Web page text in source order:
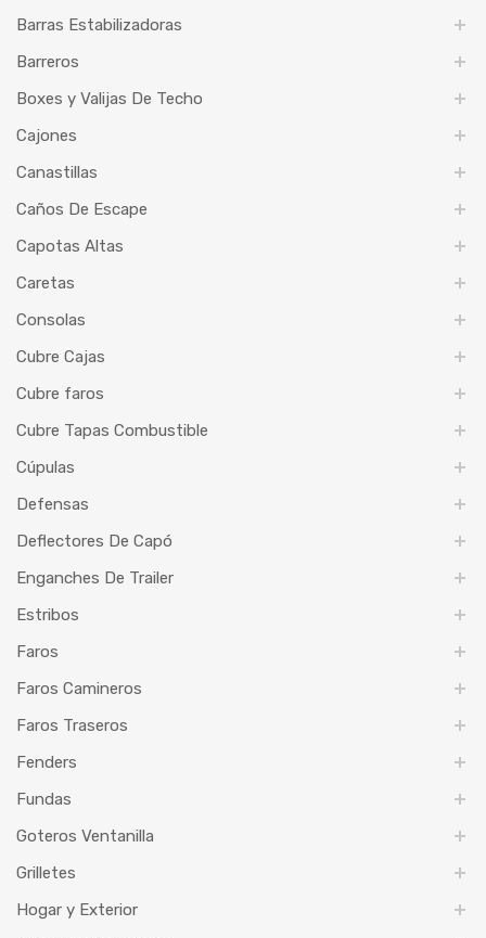
Barras Estabilizadoras
Barreros
Boxes y Valijas De Techo
Cajones
Canastillas
Caños De Escape
Capotas Altas
Caretas
Consolas
Cubre Cajas
Cubre faros
Cubre Tapas Combustible
Cúpulas
Defensas
Deflectores De Capó
Enganches De Trailer
Estribos
Faros
Faros Camineros
Faros Traseros
Fenders
Fundas
Goteros Ventanilla
Grilletes
Hogar y Exterior